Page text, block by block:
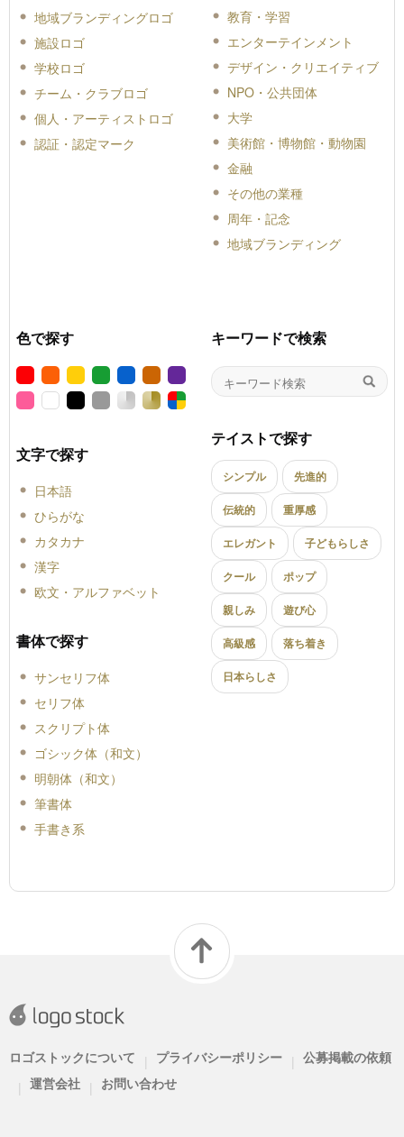
地域ブランディングロゴ
施設ロゴ
学校ロゴ
チーム・クラブロゴ
個人・アーティストロゴ
認証・認定マーク
教育・学習
エンターテインメント
デザイン・クリエイティブ
NPO・公共団体
大学
美術館・博物館・動物園
金融
その他の業種
周年・記念
地域ブランディング
色で探す
文字で探す
日本語
ひらがな
カタカナ
漢字
欧文・アルファベット
書体で探す
サンセリフ体
セリフ体
スクリプト体
ゴシック体（和文）
明朝体（和文）
筆書体
手書き系
キーワードで検索
テイストで探す
シンプル 先進的
伝統的 重厚感
エレガント 子どもらしさ
クール ポップ
親しみ 遊び心
高級感 落ち着き
日本らしさ
ロゴストックについて | プライバシーポリシー | 公募掲載の依頼
| 運営会社 | お問い合わせ